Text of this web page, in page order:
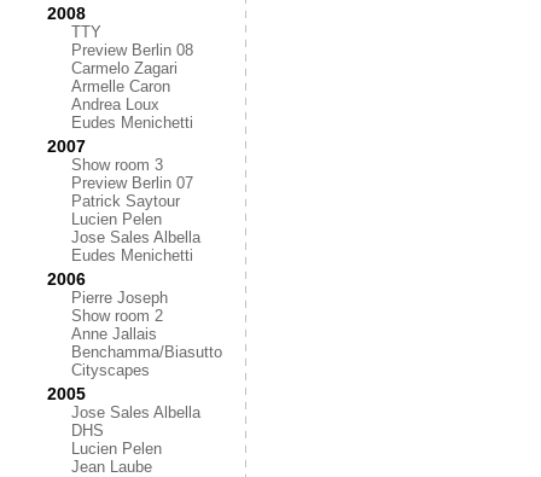
2008
TTY
Preview Berlin 08
Carmelo Zagari
Armelle Caron
Andrea Loux
Eudes Menichetti
2007
Show room 3
Preview Berlin 07
Patrick Saytour
Lucien Pelen
Jose Sales Albella
Eudes Menichetti
2006
Pierre Joseph
Show room 2
Anne Jallais
Benchamma/Biasutto
Cityscapes
2005
Jose Sales Albella
DHS
Lucien Pelen
Jean Laube